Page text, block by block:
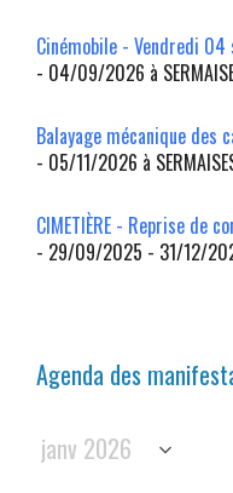
Cinémobile - Vendredi
- 04/09/2026 à
Balayage mécanique des
- 05/11/2026 à
CIMETIÈRE - Reprise de
- 29/09/2025 - 31/12/
Agenda des